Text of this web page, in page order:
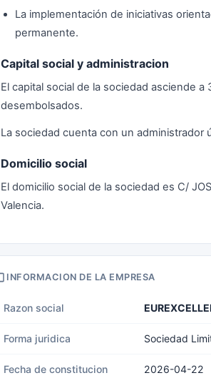
La implementación de iniciativas
permanente.
Capital social y administracion
El capital social de la sociedad asciende
desembolsados.
La sociedad cuenta con un administrador
Domicilio social
El domicilio social de la sociedad es C/
Valencia.
INFORMACION DE LA EMPRESA
Razon social
Forma juridica Sociedad
Fecha de constitucion 2026-04-22